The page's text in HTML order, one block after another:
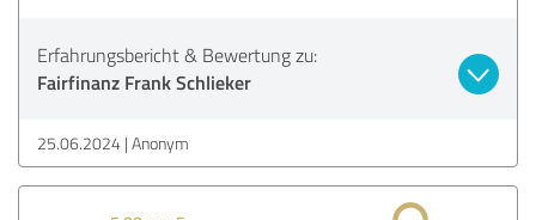
Erfahrungsbericht & Bewertung zu:
Fairfinanz Frank Schlieker
25.06.2024 Anonym